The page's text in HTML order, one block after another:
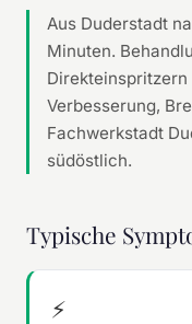
Aus Duderstadt
Minuten.
Direkteinspritzern
Verbesserung,
Fachwerkstadt
südöstlich.
Typische
⚡